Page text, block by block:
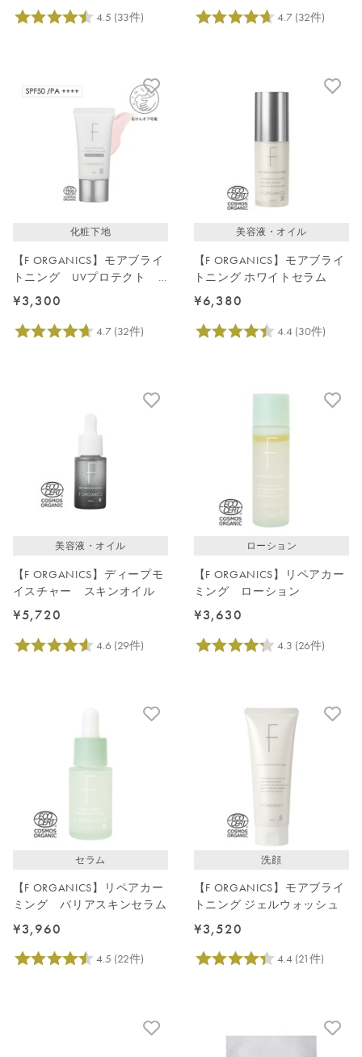
化粧下地
【F ORGANICS】モアブライ
トニング UVプロテクト
スキンベース
¥3,300
美容液・オイル
【F ORGANICS】モアブライ
トニング ホワイトセラム
¥6,380
美容液・オイル
【F ORGANICS】ディープモ
イスチャー スキンオイル
¥5,720
ローション
【F ORGANICS】リペアカー
ミング ローション
¥3,630
セラム
【F ORGANICS】リペアカー
ミング バリアスキンセラム
¥3,960
洗顔
【F ORGANICS】モアブライ
トニング ジェルウォッシュ
¥3,520